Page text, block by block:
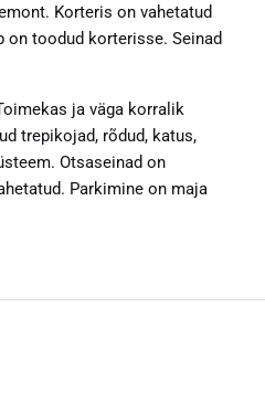
Korteris on vahetatud
toodud korterisse. Seinad
ja väga korralik
trepikojad, rõdud, katus,
Otsaseinad on
Parkimine on maja